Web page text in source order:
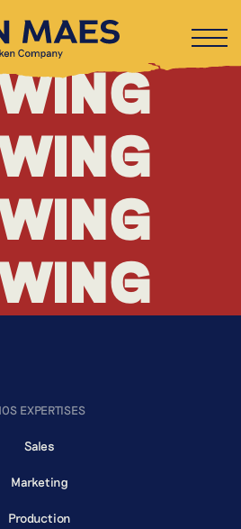
EXPERTISES
Sales
Marketing
Production